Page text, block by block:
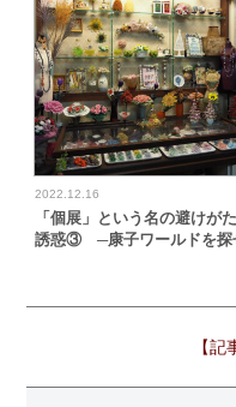
2022.12.16
「個展」という名の避けが
誘惑③ ─康子ワールドを探
【記